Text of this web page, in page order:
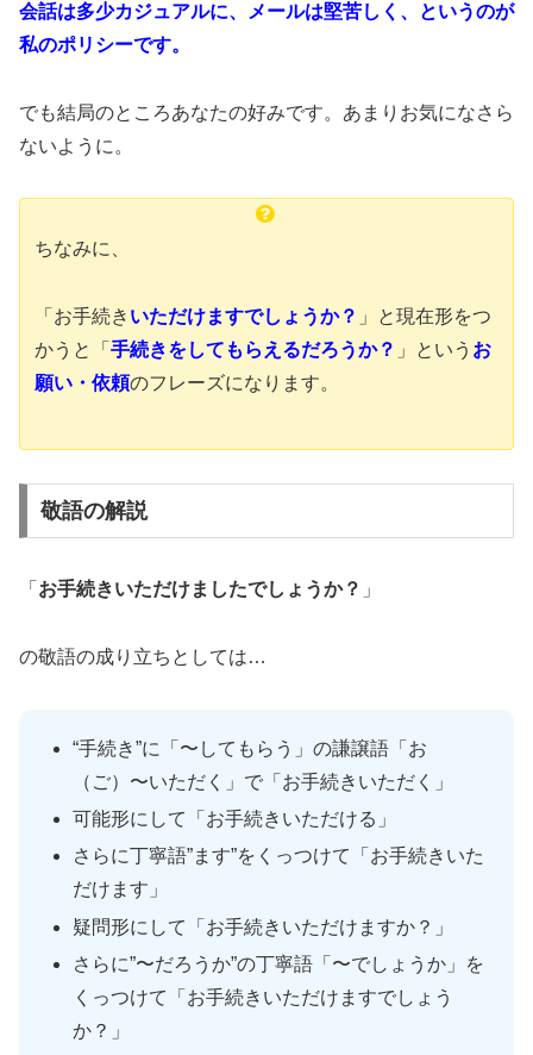
会話は多少カジュアルに、メールは堅苦しく、というのが
私のポリシーです。
でも結局のところあなたの好みです。あまりお気になさら
ないように。
ちなみに、
「お手続き いただけますでしょうか？ 」と現在形をつ
かうと「 手続きをして もらえるだろうか？ 」という お
願い・依頼のフレーズになります。
敬語の解説
「 お手続きいただけましたでしょうか？ 」
の敬語の成り立ちとしては…
“手続き”に「〜してもらう」の謙譲語「お
（ご）〜いただく」で「お手続きいただく」
可能形にして「お手続きいただける」
さらに丁寧語”ます”をくっつけて「お手続きいた
だけます」
疑問形にして「お手続きいただけますか？」
さらに”〜だろうか”の丁寧語「〜でしょうか」を
くっつけて「お手続きいただけますでしょう
か？」